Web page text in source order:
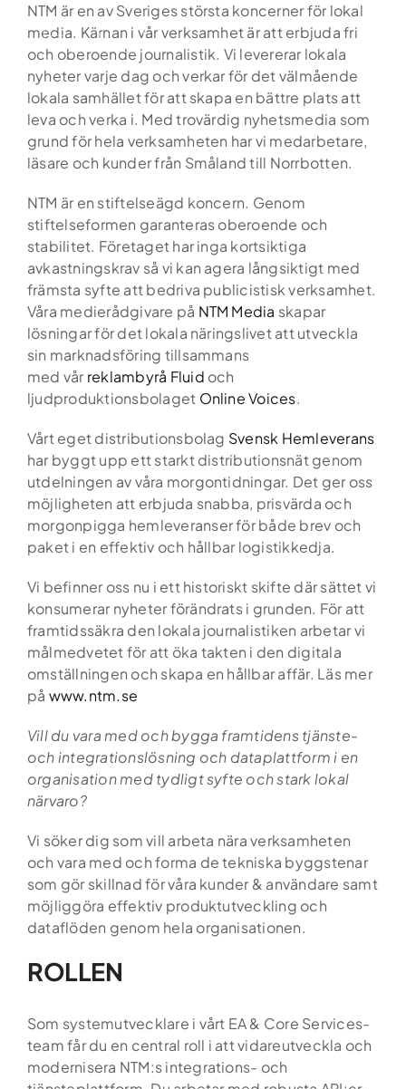
Skip
content
NTM är en av Sveriges största koncerner för lokal
media. Kärnan i vår verksamhet är att erbjuda fri
och oberoende journalistik. Vi levererar lokala
nyheter varje dag och verkar för det välmående
lokala samhället för att skapa en bättre plats att
leva och verka i. Med trovärdig nyhetsmedia som
grund för hela verksamheten har vi medarbetare,
läsare och kunder från Småland till Norrbotten.
NTM är en stiftelseägd koncern. Genom
stiftelseformen garanteras oberoende och
stabilitet. Företaget har inga kortsiktiga
avkastningskrav så vi kan agera långsiktigt med
främsta syfte att bedriva publicistisk verksamhet.
Våra medierådgivare på NTM Media skapar
lösningar för det lokala näringslivet att utveckla
sin marknadsföring tillsammans
med vårreklambyrå Fluid och
ljudproduktionsbolaget Online Voices.
Vårt eget distributionsbolag Svensk Hemleverans
har byggt upp ett starkt distributionsnät genom
utdelningen av våra morgontidningar. Det ger oss
möjligheten att erbjuda snabba, prisvärda och
morgonpigga hemleveranser för både brev och
paket i en effektiv och hållbar logistikkedja.
Vi befinner oss nu i ett historiskt skifte där sättet vi
konsumerar nyheter förändrats i grunden. För att
framtidssäkra den lokala journalistiken arbetar vi
målmedvetet för att öka takten i den digitala
omställningen och skapa en hållbar affär. Läs mer
på www.ntm.se
Vill du vara med och bygga framtidens tjänste-
och integrationslösning och dataplattform i en
organisation med tydligt syfte och stark lokal
närvaro?
Vi söker dig som vill arbeta nära verksamheten
och vara med och forma de tekniska byggstenar
som gör skillnad för våra kunder & användare samt
möjliggöra effektiv produktutveckling och
dataflöden genom hela organisationen.
ROLLEN
Som systemutvecklare i vårt EA & Core Services-
team får du en central roll i att vidareutveckla och
modernisera NTM:s integrations- och